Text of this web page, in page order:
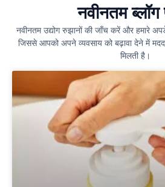
नवीनतम ब्लॉग
नवीनतम उद्योग रुझानों की जाँच करें और हमारे
जिससे आपको अपने व्यवसाय को बढ़ावा देने में
मिलती है।